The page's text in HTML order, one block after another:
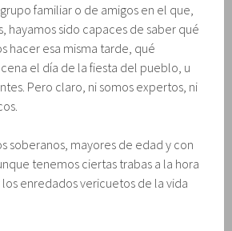
familiar o de amigos en el que,
hayamos sido capaces de saber qué
hacer esa misma tarde, qué
el día de la fiesta del pueblo, u
Pero claro, ni somos expertos, ni
soberanos, mayores de edad y con
tenemos ciertas trabas a la hora
enredados vericuetos de la vida